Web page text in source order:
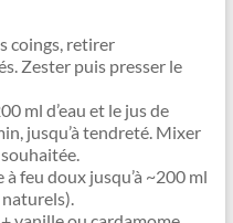
coings, retirer
Zester puis presser le
ml d’eau et le jus de
jusqu’à tendreté. Mixer
feu doux jusqu’à ~200 ml